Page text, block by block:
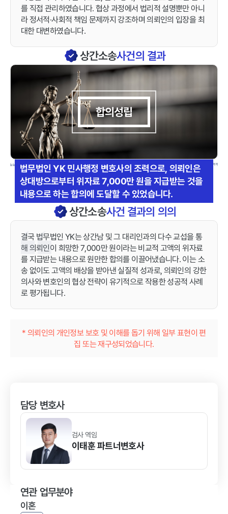
를 직접 관리하였습니다. 협상 과정에서 법리적 설명뿐만 아니
라 정서적·사회적 책임 문제까지 강조하며 의뢰인의 입장을 최
대한 대변하였습니다.
상간소송사건의 결과
합의성립
법무법인 YK 민사행정 변호사의 조력으로, 의뢰인은
상대방으로부터 위자료 7,000만 원을 지급받는 것을
내용으로 하는 합의에 도달할 수 있었습니다.
상간소송사건 결과의 의의
결국 법무법인 YK는 상간남 및 그 대리인과의 다수 교섭을 통
해 의뢰인이 희망한 7,000만 원이라는 비교적 고액의 위자료
를 지급받는 내용으로 원만한 합의를 이끌어냈습니다. 이는 소
송 없이도 고액의 배상을 받아낸 실질적 성과로, 의뢰인의 강한
의사와 변호인의 협상 전략이 유기적으로 작용한 성공적 사례
로 평가됩니다.
* 의뢰인의 개인정보 보호 및 이해를 돕기 위해 일부 표현이 편
집 또는 재구성되었습니다.
담당 변호사
검사 역임
이태훈파트너변호사
연관 업무분야
이혼